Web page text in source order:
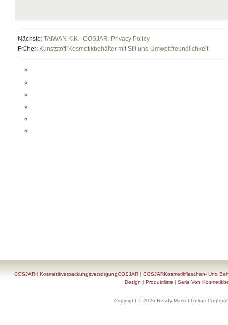
Nächste: TAIWAN K.K.- COSJAR. Privacy Policy
Früher: Kunststoff-Kosmetikbehälter mit Stil und Umweltfreundlichkeit
COSJAR |KosmetikverpackungsversorgungCOSJAR |COSJARKosmetikflaschen- Und
Design | Produktliste | Serie Von
Copyright © 2026 Ready-Market Online